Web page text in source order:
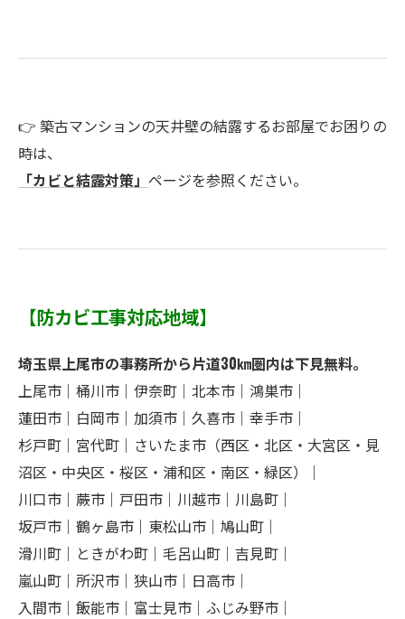
👉 築古マンションの天井壁の結露するお部屋でお困りの
時は、
「カビと結露対策」 ページを参照ください。
【防カビ工事対応地域】
埼玉県上尾市の事務所から片道30㎞圏内は下見無料。
上尾市｜桶川市｜伊奈町｜北本市｜鴻巣市｜
蓮田市｜白岡市｜加須市｜久喜市｜幸手市｜
杉戸町｜宮代町｜さいたま市（西区・北区・大宮区・見
沼区・中央区・桜区・浦和区・南区・緑区）｜
川口市｜蕨市｜戸田市｜川越市｜川島町｜
坂戸市｜鶴ヶ島市｜東松山市｜鳩山町｜
滑川町｜ときがわ町｜毛呂山町｜吉見町｜
嵐山町｜所沢市｜狭山市｜日高市｜
入間市｜飯能市｜富士見市｜ふじみ野市｜